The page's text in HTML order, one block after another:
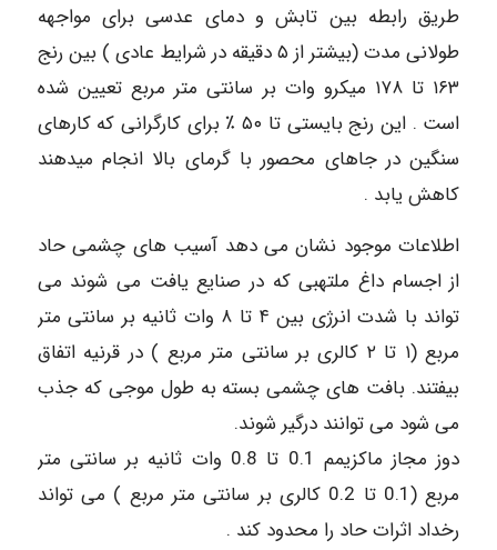
طریق رابطه بین تابش و دمای عدسی برای مواجهه
طولانی مدت (بیشتر از ۵ دقیقه در شرایط عادی ) بین رنج
۱۶۳ تا ۱۷۸ میکرو وات بر سانتی متر مربع تعیین شده
است . این رنج بایستی تا ۵۰ ٪ برای کارگرانی که کارهای
سنگین در جاهای محصور با گرمای بالا انجام میدهند
کاهش یابد .
اطلاعات موجود نشان می دهد آسیب های چشمی حاد
از اجسام داغ ملتهبی که در صنایع یافت می شوند می
تواند با شدت انرژی بین ۴ تا ۸ وات ثانیه بر سانتی متر
مربع (۱ تا ۲ کالری بر سانتی متر مربع ) در قرنیه اتفاق
بیفتند. بافت های چشمی بسته به طول موجی که جذب
می شود می توانند درگیر شوند.
دوز مجاز ماکزیمم 0.1 تا 0.8 وات ثانیه بر سانتی متر
مربع (0.1 تا 0.2 کالری بر سانتی متر مربع ) می تواند
رخداد اثرات حاد را محدود کند .